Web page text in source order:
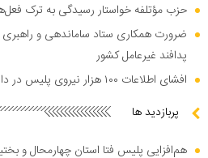
حزب مؤتلفه خواستار رسیدگی به ترک
ضرورت همکاری ستاد ساماندهی و
پدافند غیرعامل کشور
افشای اطلاعات ۱۰۰ هزار نیروی پلیس در دارک وب
پربازدید ها
هم‌افزایی پلیس فتا استان چهارمحال و